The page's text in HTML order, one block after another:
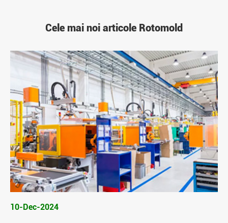
Cele mai noi articole Rotomold
10-Dec-2024